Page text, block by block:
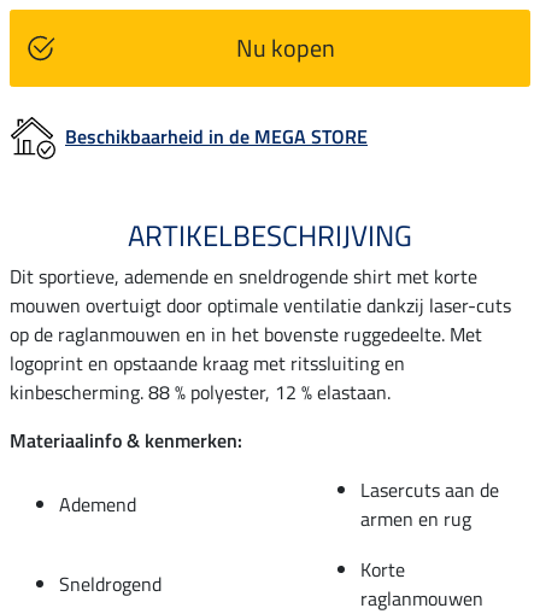
Nu kopen
Beschikbaarheid in de MEGA STORE
ARTIKELBESCHRIJVING
Dit sportieve, ademende en sneldrogende shirt met korte
mouwen overtuigt door optimale ventilatie dankzij laser-cuts
op de raglanmouwen en in het bovenste ruggedeelte. Met
logoprint en opstaande kraag met ritssluiting en
kinbescherming. 88 % polyester, 12 % elastaan.
Materiaalinfo & kenmerken:
Ademend
Lasercuts aan de
armen en rug
Sneldrogend
Korte
raglanmouwen